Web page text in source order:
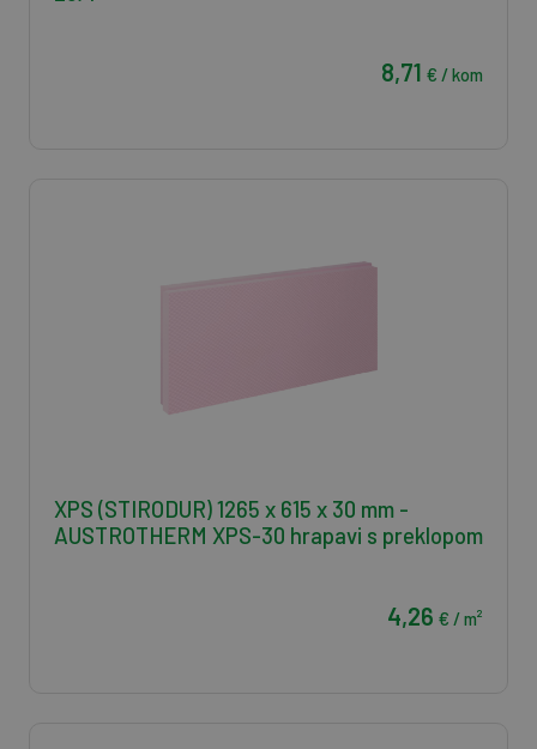
8,71 € / kom
XPS (STIRODUR) 1265 x 615 x 30 mm -
AUSTROTHERM XPS-30 hrapavi s preklopom
4,26 € / m²